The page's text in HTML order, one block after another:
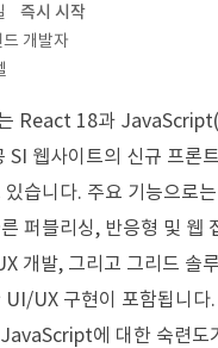
즉시 시작
개발자
React 18과
SI 웹사이트의 신규 프론
있습니다. 주요 기능으로
퍼블리싱, 반응형 및 웹
개발, 그리고 그리드 솔
UI/UX 구현이 포함됩니다
에 대한 숙련도